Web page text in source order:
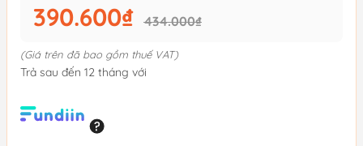
390.600₫ 434.000₫
(Giá trên đã bao gồm thuế VAT)
Trả sau đến 12 tháng với